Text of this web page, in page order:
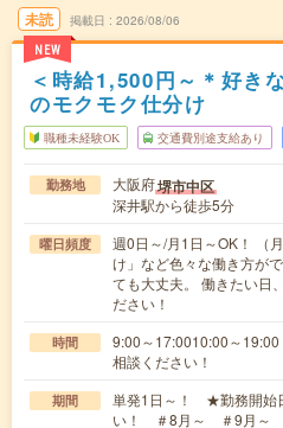
未読
NEW
掲載日 2026/08/06
＜時給1,500円～＊好き
のモクモク仕分け
職種未経験OK 交通費別途支給あり
勤務地 大阪府堺市中区
深井駅から徒歩5分
曜日頻度
週0日～/月1日～OK！ （
け」など色々な働き方が
ても大丈夫。 働きたい日
ださい！
時間
9:00～17:0010:00～
相談ください！
期間
単発1日～！ ★勤務開始
い！ ＃8月～ ＃9月～